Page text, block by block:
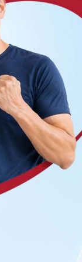
mắc
dịch cơ
miệng,
cả tinh
bệnh
Ebola
lây nhiễm
nghiêm